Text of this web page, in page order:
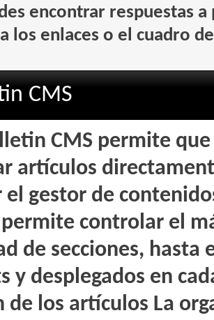
encontrar respuestas
los enlaces o el cuadro
CMS
CMS permite
artículos
gestor de
controlar el
de secciones, hasta
y desplegados en
de los artículos La